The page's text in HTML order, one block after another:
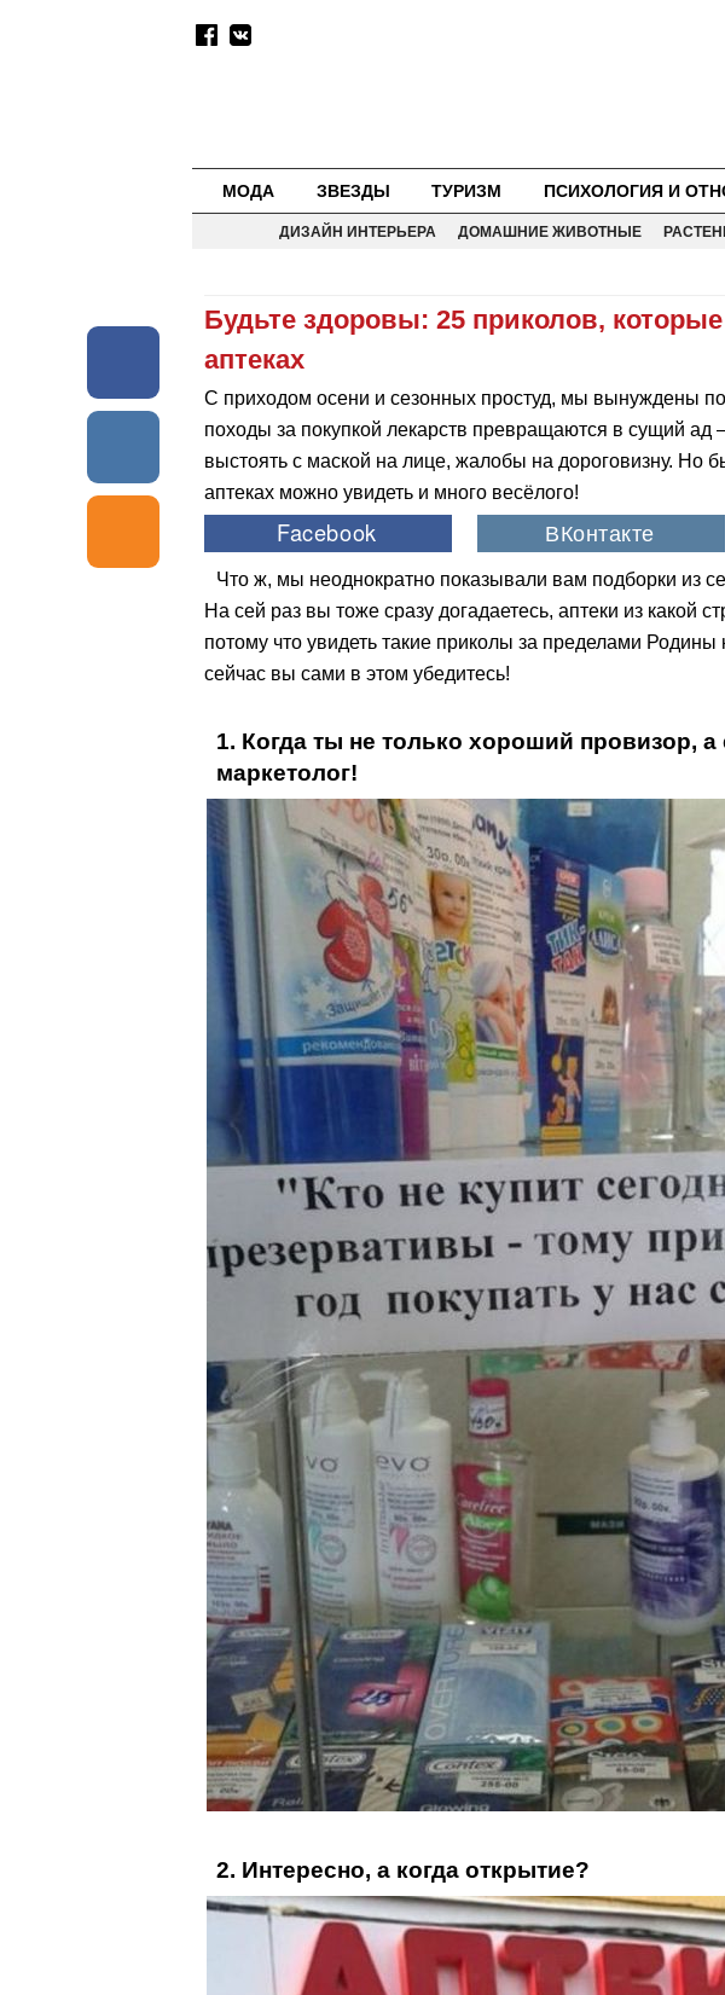
МОДА ЗВЕЗДЫ ТУРИЗМ ПСИХОЛОГИЯ И
ДИЗАЙН ИНТЕРЬЕРА ДОМАШНИЕ ЖИВОТНЫЕ
Будьте здоровы: 25 приколов,
аптеках
С приходом осени и сезонных простуд, мы вынуждены
походы за покупкой лекарств превращаются в сущий ад
выстоять с маской на лице, жалобы на дороговизну. Но
аптеках можно увидеть и много весёлого!
Что ж, мы неоднократно показывали вам подборки из
На сей раз вы тоже сразу догадаетесь, аптеки из какой
потому что увидеть такие приколы за пределами
сейчас вы сами в этом убедитесь!
1. Когда ты не только хороший провизор,
маркетолог!
2. Интересно, а когда открытие?